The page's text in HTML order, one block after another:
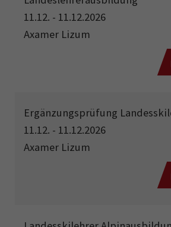
11.12. - 11.12.2026
Axamer Lizum
Ergänzungsprüfung
11.12. - 11.12.2026
Axamer Lizum